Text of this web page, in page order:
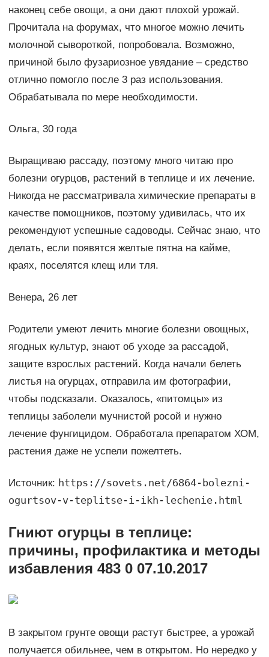
наконец себе овощи, а они дают плохой урожай.
Прочитала на форумах, что многое можно лечить
молочной сывороткой, попробовала. Возможно,
причиной было фузариозное увядание – средство
отлично помогло после 3 раз использования.
Обрабатывала по мере необходимости.
Ольга, 30 года
Выращиваю рассаду, поэтому много читаю про
болезни огурцов, растений в теплице и их лечение.
Никогда не рассматривала химические препараты в
качестве помощников, поэтому удивилась, что их
рекомендуют успешные садоводы. Сейчас знаю, что
делать, если появятся желтые пятна на кайме,
краях, поселятся клещ или тля.
Венера, 26 лет
Родители умеют лечить многие болезни овощных,
ягодных культур, знают об уходе за рассадой,
защите взрослых растений. Когда начали белеть
листья на огурцах, отправила им фотографии,
чтобы подсказали. Оказалось, «питомцы» из
теплицы заболели мучнистой росой и нужно
лечение фунгицидом. Обработала препаратом ХОМ,
растения даже не успели пожелтеть.
Источник: https://sovets.net/6864-bolezni-
ogurtsov-v-teplitse-i-ikh-lechenie.html
Гниют огурцы в теплице:
причины, профилактика и методы
избавления 483 0 07.10.2017
В закрытом грунте овощи растут быстрее, а урожай
получается обильнее, чем в открытом. Но нередко у